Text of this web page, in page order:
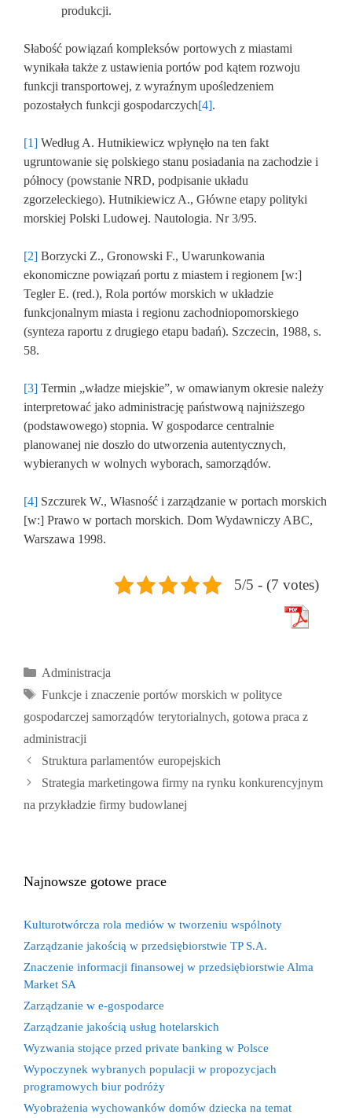
produkcji.
Słabość powiązań kompleksów portowych z miastami
wynikała także z ustawienia portów pod kątem rozwoju
funkcji transportowej, z wyraźnym upośledzeniem
pozostałych funkcji gospodarczych[4].
[1] Według A. Hutnikiewicz wpłynęło na ten fakt
ugruntowanie się polskiego stanu posiadania na zachodzie i
północy (powstanie NRD, podpisanie układu
zgorzeleckiego). Hutnikiewicz A., Główne etapy polityki
morskiej Polski Ludowej. Nautologia. Nr 3/95.
[2] Borzycki Z., Gronowski F., Uwarunkowania
ekonomiczne powiązań portu z miastem i regionem [w:]
Tegler E. (red.), Rola portów morskich w układzie
funkcjonalnym miasta i regionu zachodniopomorskiego
(synteza raportu z drugiego etapu badań). Szczecin, 1988, s.
58.
[3] Termin „władze miejskie”, w omawianym okresie należy
interpretować jako administrację państwową najniższego
(podstawowego) stopnia. W gospodarce centralnie
planowanej nie doszło do utworzenia autentycznych,
wybieranych w wolnych wyborach, samorządów.
[4] Szczurek W., Własność i zarządzanie w portach morskich
[w:] Prawo w portach morskich. Dom Wydawniczy ABC,
Warszawa 1998.
5/5 - (7 votes)
Kategorie
Administracja
Tagi
Funkcje i znaczenie portów morskich w polityce
gospodarczej samorządów terytorialnych, gotowa praca z
administracji
Struktura parlamentów europejskich
Strategia marketingowa firmy na rynku konkurencyjnym
na przykładzie firmy budowlanej
Najnowsze gotowe prace
Kulturotwórcza rola mediów w tworzeniu wspólnoty
Zarządzanie jakością w przedsiębiorstwie TP S.A.
Znaczenie informacji finansowej w przedsiębiorstwie Alma
Market SA
Zarządzanie w e-gospodarce
Zarządzanie jakością usług hotelarskich
Wyzwania stojące przed private banking w Polsce
Wypoczynek wybranych populacji w propozycjach
programowych biur podróży
Wyobrażenia wychowanków domów dziecka na temat